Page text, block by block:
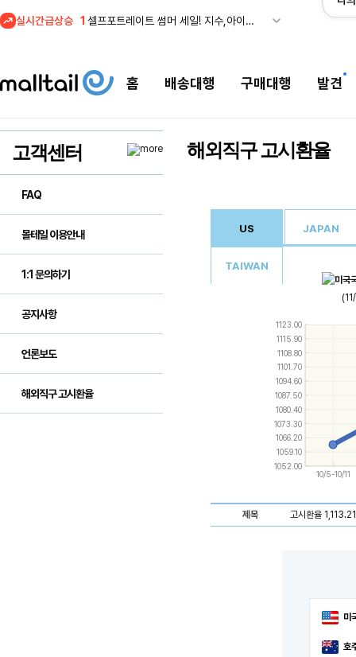
실시간급상승
4
프리미엄 반다이) 원피스 3주년 카드 프리오더 오픈! (인기 상품은 품절·재입고 반복)
홈 배송대행 구매대행 발견
고객센터
FAQ
몰테일 이용안내
1:1 문의하기
공지사항
언론보도
해외직구 고시환율
해외직구 고시환율
US JAPAN
TAIWAN
1052.00
1059.10
1066.20
1073.30
1080.40
1087.50
1094.60
1101.70
1108.80
1115.90
1123.00
10/5-10/11
Use
the
up
and
down
keys
to
navigate
between
series.
the
left
keys
navigate
제목 고시환율
미
호